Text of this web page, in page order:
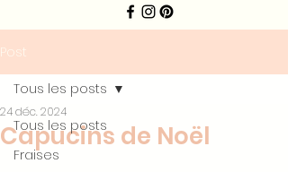
Post
Tous les posts
Fraises
Tous les posts
Capucins de Noël
24 déc. 2024